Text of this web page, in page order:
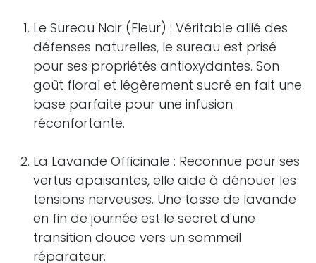
Le Sureau Noir (Fleur) : Véritable allié des
défenses naturelles, le sureau est prisé
pour ses propriétés antioxydantes. Son
goût floral et légèrement sucré en fait une
base parfaite pour une infusion
réconfortante.
La Lavande Officinale : Reconnue pour ses
vertus apaisantes, elle aide à dénouer les
tensions nerveuses. Une tasse de lavande
en fin de journée est le secret d'une
transition douce vers un sommeil
réparateur.